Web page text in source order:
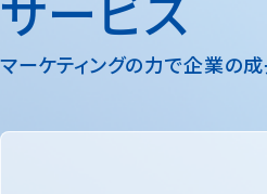
マーケティングの力で企業の